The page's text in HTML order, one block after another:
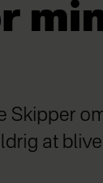
Skipper
at